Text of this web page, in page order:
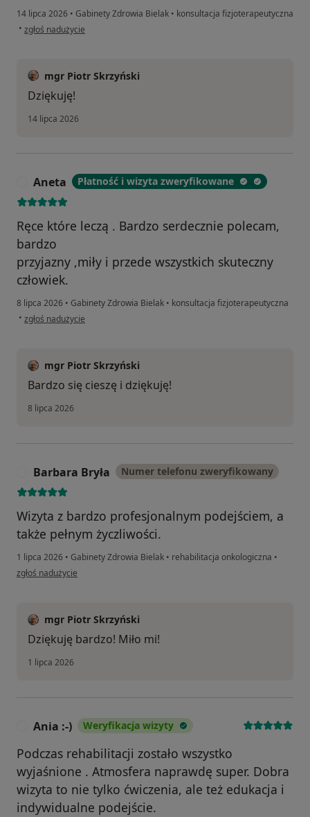
14 lipca 2026 • Gabinety Zdrowia Bielak • konsultacja fizjoterapeutyczna
• w opinii użytkownika Piotr
zgłoś nadużycie
mgr Piotr Skrzyński
Dziękuję!
14 lipca 2026
Aneta Płatność i wizyta zweryfikowane
Ręce które leczą . Bardzo serdecznie polecam,
bardzo
przyjazny ,miły i przede wszystkich skuteczny
człowiek.
8 lipca 2026 • Gabinety Zdrowia Bielak • konsultacja fizjoterapeutyczna
• w opinii użytkownika Aneta
zgłoś nadużycie
mgr Piotr Skrzyński
Bardzo się cieszę i dziękuję!
8 lipca 2026
Barbara Bryła Numer telefonu zweryfikowany
Wizyta z bardzo profesjonalnym podejściem, a
także pełnym życzliwości.
1 lipca 2026 • Gabinety Zdrowia Bielak • rehabilitacja onkologiczna •
w opinii użytkownika Barbara Bryła
zgłoś nadużycie
mgr Piotr Skrzyński
Dziękuję bardzo! Miło mi!
1 lipca 2026
Ania :-) Weryfikacja wizyty
Podczas rehabilitacji zostało wszystko
wyjaśnione . Atmosfera naprawdę super. Dobra
wizyta to nie tylko ćwiczenia, ale też edukacja i
indywidualne podejście.